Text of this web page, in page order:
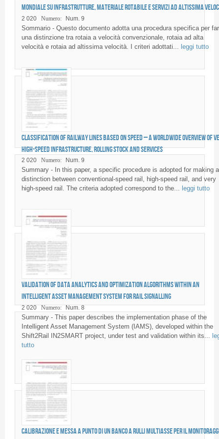
mondiale su infrastrutture, materiale rotabile e servizi ad altissima
2 020 Numero: Num. 9
Sommario - Questo documento adotta una procedura specifica per
una distinzione tra rotaia a velocità convenzionale, rotaia ad alta
velocità e rotaia ad altissima velocità. I criteri adottati... leggi tutto
Classification of railway lines based on speed – A worldwide overview of
high-speed infrastructure, rolling stock and services
2 020 Numero: Num. 9
Summary - In this paper, a specific procedure is adopted for making a
distinction between conventional-speed rail, high-speed rail, and very
high-speed rail. The criteria adopted correspond to the... leggi tutto
Validation of data analytics and optimization algorithms within an
Intelligent Asset Management System for rail signalling
2 020 Numero: Num. 8
Summary - This paper describes the implementation phase of the
Intelligent Asset Management System (IAMS), developed within the
Shift2Rail IN2SMART project, under test and validation within its...
tutto
Calibrazione e messa a punto di un banco a rulli multiasse per il